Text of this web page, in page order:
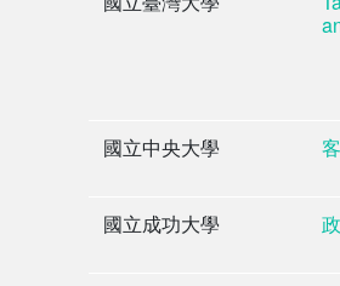
國立中央大學
國立成功大學